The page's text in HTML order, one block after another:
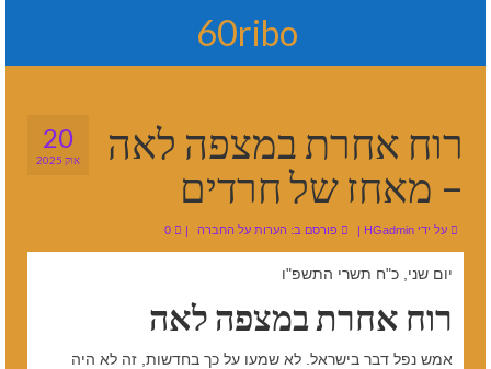
60ribo
20
אוק 2025
רוח אחרת במצפה לאה
– מאחז של חרדים
על ידי HGadmin
| פורסם ב: הערות על החברה |
יום שני, כ"ח תשרי התשפ"ו
רוח אחרת במצפה לאה
אמש נפל דבר בישראל. לא שמעו על כך בחדשות, זה לא היה